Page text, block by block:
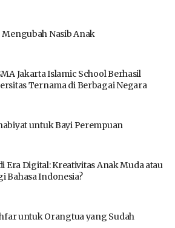
Nasib Anak
Jakarta Islamic School Berhasil
Ternama di Berbagai Negara
untuk Bayi Perempuan
Era Digital: Kreativitas Anak Muda atau
Bahasa Indonesia?
untuk Orangtua yang Sudah